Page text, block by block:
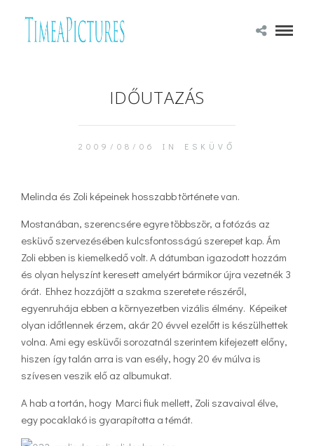
IDŐUTAZÁS
2009/08/06 IN ESKÜVŐ
Melinda és Zoli képeinek hosszabb története van.
Mostanában, szerencsére egyre többször, a fotózás az
esküvő szervezésében kulcsfontosságú szerepet kap. Ám
Zoli ebben is kiemelkedő volt. A dátumban igazodott hozzám
és olyan helyszínt keresett amelyért bármikor újra vezetnék 3
órát. Ehhez hozzájött a szakma szeretete részéről,
egyenruhája ebben a környezetben vizális élmény. Képeiket
olyan időtlennek érzem, akár 20 évvel ezelőtt is készülhettek
volna. Ami egy esküvői sorozatnál szerintem kifejezett előny,
hiszen így talán arra is van esély, hogy 20 év múlva is
szívesen veszik elő az albumukat.
A hab a tortán, hogy Marci fiuk mellett, Zoli szavaival élve,
egy pocaklakó is gyarapította a témát.